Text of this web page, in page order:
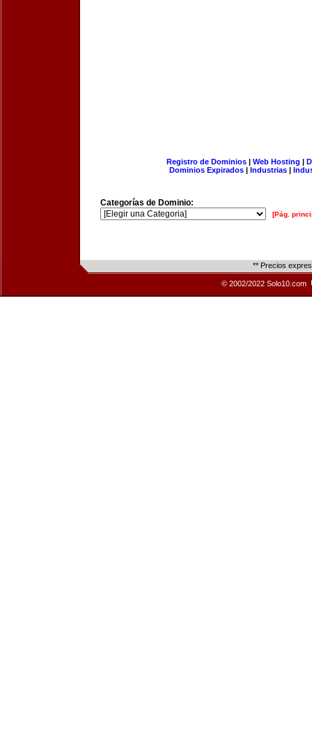
Registro de Dominios| Web Hosting |
Dominios Expirados | Industrias |
Categorías de Dominio:
[Pág.
** Precios
© 2002/2022 Solo10.com